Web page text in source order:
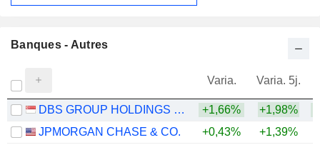
Banques - Autres
Varia. Varia. 5j.
DBS GROUP HOLDINGS LTD +1,66% +1,98%
JPMORGAN CHASE & CO.
+0,43% +1,39%